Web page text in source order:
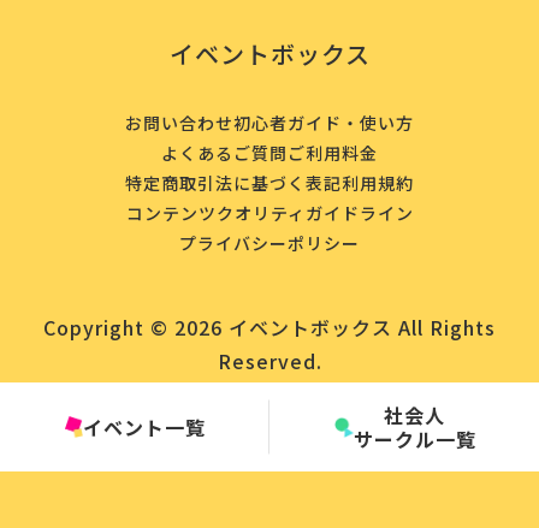
イベント一覧
社会人
サークル一覧
イベントボックス
お問い合わせ初心者ガイド・使い方
よくあるご質問 ご利用料金
特定商取引法に基づく表記利用規約
コンテンツクオリティガイドライン
プライバシーポリシー
Copyright © 2026 イベントボックス All Rights
Reserved.